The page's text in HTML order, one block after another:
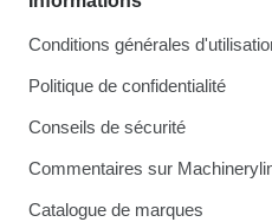
Conditions générales
Politique de confidentialité
Conseils de sécurité
Commentaires sur
Catalogue de marques